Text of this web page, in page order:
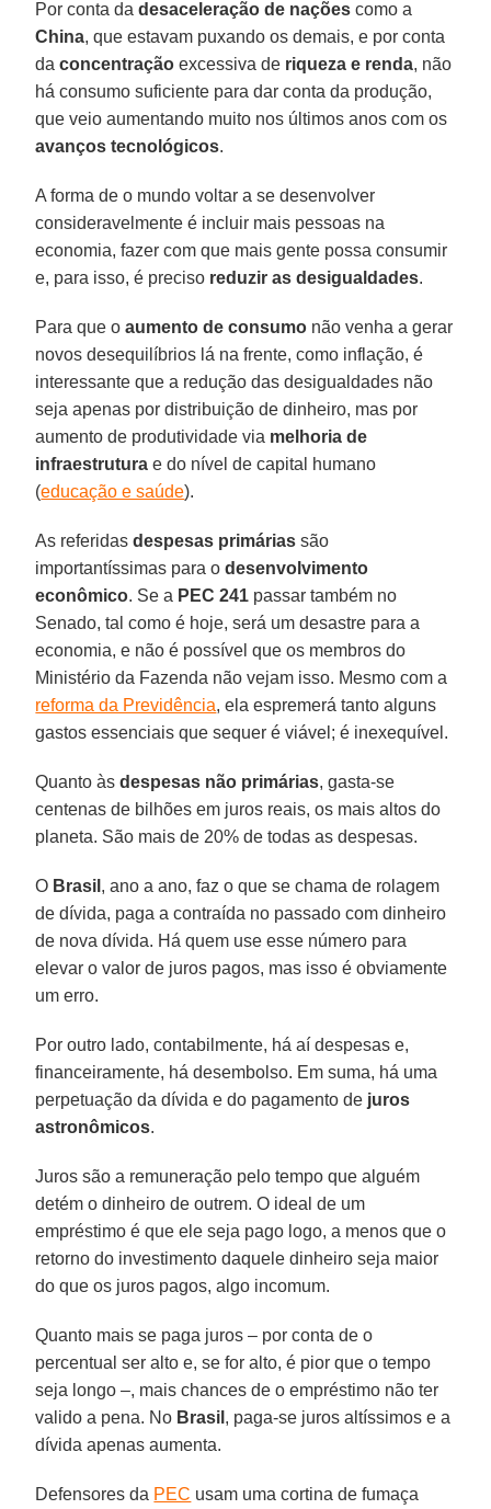
Por conta dadesaceleração de nações como a
China, que estavam puxando os demais, e por conta
daconcentração excessiva de riqueza e renda, não
há consumo suficiente para dar conta da produção,
que veio aumentando muito nos últimos anos com os
avanços tecnológicos.
A forma de o mundo voltar a se desenvolver
consideravelmente é incluir mais pessoas na
economia, fazer com que mais gente possa consumir
e, para isso, é preciso reduzir as desigualdades.
Para que oaumento de consumo não venha a gerar
novos desequilíbrios lá na frente, como inflação, é
interessante que a redução das desigualdades não
seja apenas por distribuição de dinheiro, mas por
aumento de produtividade via melhoria de
infraestrutura e do nível de capital humano
(educação e saúde).
As referidasdespesas primárias são
importantíssimas para odesenvolvimento
econômico. Se a PEC 241 passar também no
Senado, tal como é hoje, será um desastre para a
economia, e não é possível que os membros do
Ministério da Fazenda não vejam isso. Mesmo com a
reforma da Previdência, ela espremerá tanto alguns
gastos essenciais que sequer é viável; é inexequível.
Quanto àsdespesas não primárias, gasta-se
centenas de bilhões em juros reais, os mais altos do
planeta. São mais de 20% de todas as despesas.
O Brasil , ano a ano, faz o que se chama de rolagem
de dívida, paga a contraída no passado com dinheiro
de nova dívida. Há quem use esse número para
elevar o valor de juros pagos, mas isso é obviamente
um erro.
Por outro lado, contabilmente, há aí despesas e,
financeiramente, há desembolso. Em suma, há uma
perpetuação da dívida e do pagamento de juros
astronômicos.
Juros são a remuneração pelo tempo que alguém
detém o dinheiro de outrem. O ideal de um
empréstimo é que ele seja pago logo, a menos que o
retorno do investimento daquele dinheiro seja maior
do que os juros pagos, algo incomum.
Quanto mais se paga juros – por conta de o
percentual ser alto e, se for alto, é pior que o tempo
seja longo –, mais chances de o empréstimo não ter
valido a pena. No Brasil , paga-se juros altíssimos e a
dívida apenas aumenta.
Defensores da PEC usam uma cortina de fumaça